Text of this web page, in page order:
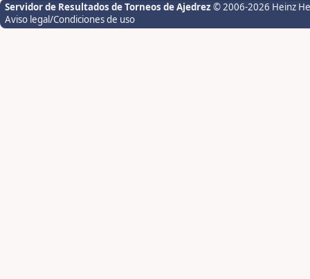
Servidor de Resultados de Torneos de Ajedrez © 2006-2026 Heinz
Aviso legal/Condiciones de uso